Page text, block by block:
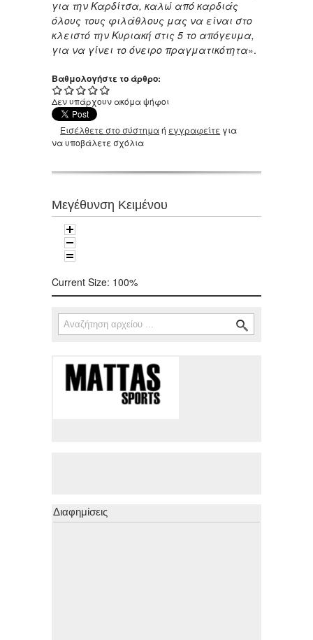
για την Καρδίτσα, καλώ από καρδιάς
όλους τους φιλάθλους μας να είναι στο
κλειστό την Κυριακή στις 5 το απόγευμα,
για να γίνει το όνειρο πραγματικότητα».
Βαθμολογήστε το άρθρο:
Δεν υπάρχουν ακόμα ψήφοι
Εισέλθετε στο σύστημαή εγγραφείτε για
να υποβάλετε σχόλια
Μεγέθυνση Κειμένου
Current Size: 100%
Φόρμα αναζήτησης
Αναζήτηση
Διαφημίσεις